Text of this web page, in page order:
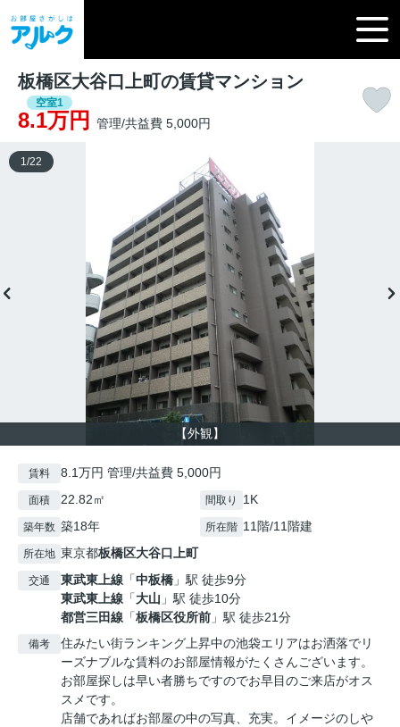
板橋区大谷口上町の賃貸マンション
空室1
8.1万円 管理/共益費 5,000円
【外観】
1 /22
賃料 8.1万円 管理/共益費 5,000円
面積 22.82㎡ 間取り 1K
築年数 築18年 所在階 11階/11階建
所在地 東京都板橋区大谷口上町
交通 東武東上線 「中板橋 」駅 徒歩9分
東武東上線 「大山 」駅 徒歩10分
都営三田線 「板橋区役所前 」駅 徒歩21分
備考
住みたい街ランキング上昇中の池袋エリアはお洒落でリ
ーズナブルな賃料のお部屋情報がたくさんございます。
お部屋探しは早い者勝ちですのでお早目のご来店がオス
スメです。
店舗であればお部屋の中の写真、充実。イメージのしや